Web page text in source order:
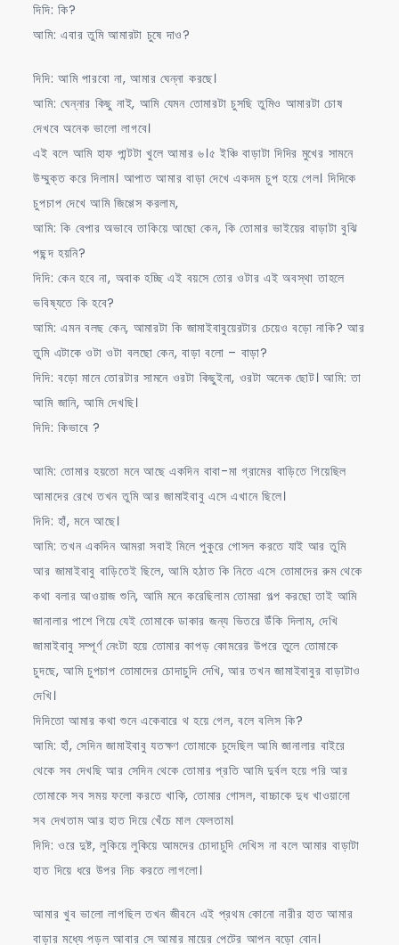
দিদি: কি?
আমি: এবার তুমি আমারটা চুষে দাও?
দিদি: আমি পারবো না, আমার ঘেন্না করছে।
আমি: ঘেন্নার কিছু নাই, আমি যেমন তোমারটা চুসছি তুমিও আমারটা চোষ
দেখবে অনেক ভালো লাগবে।
এই বলে আমি হাফ পান্টটা খুলে আমার ৬।৫ ইঞ্চি বাড়াটা দিদির মুখের সামনে
উম্মুক্ত করে দিলাম। আপাত আমার বাড়া দেখে একদম চুপ হয়ে গেল। দিদিকে
চুপচাপ দেখে আমি জিগ্গেস করলাম,
আমি: কি বেপার অভাবে তাকিয়ে আছো কেন, কি তোমার ভাইয়ের বাড়াটা বুঝি
পছন্দ হয়নি?
দিদি: কেন হবে না, অবাক হচ্ছি এই বয়সে তোর ওটার এই অবস্থা তাহলে
ভবিষ্যতে কি হবে?
আমি: এমন বলছ কেন, আমারটা কি জামাইবাবুয়েরটার চেয়েও বড়ো নাকি? আর
তুমি এটাকে ওটা ওটা বলছো কেন, বাড়া বলো – বাড়া?
দিদি: বড়ো মানে তোরটার সামনে ওরটা কিছুইনা, ওরটা অনেক ছোট। আমি: তা
আমি জানি, আমি দেখছি।
দিদি: কিভাবে ?
আমি: তোমার হয়তো মনে আছে একদিন বাবা-মা গ্রামের বাড়িতে গিয়েছিল
আমাদের রেখে তখন তুমি আর জামাইবাবু এসে এখানে ছিলে।
দিদি: হাঁ, মনে আছে।
আমি: তখন একদিন আমরা সবাই মিলে পুকুরে গোসল করতে যাই আর তুমি
আর জামাইবাবু বাড়িতেই ছিলে, আমি হঠাত কি নিতে এসে তোমাদের রুম থেকে
কথা বলার আওয়াজ শুনি, আমি মনে করেছিলাম তোমরা গল্প করছো তাই আমি
জানালার পাশে গিয়ে যেই তোমাকে ডাকার জন্য ভিতরে উঁকি দিলাম, দেখি
জামাইবাবু সম্পূর্ণ নেংটা হয়ে তোমার কাপড় কোমরের উপরে তুলে তোমাকে
চুদছে, আমি চুপচাপ তোমাদের চোদাচুদি দেখি, আর তখন জামাইবাবুর বাড়াটাও
দেখি।
দিদিতো আমার কথা শুনে একেবারে থ হয়ে গেল, বলে বলিস কি?
আমি: হাঁ, সেদিন জামাইবাবু যতক্ষণ তোমাকে চুদেছিল আমি জানালার বাইরে
থেকে সব দেখছি আর সেদিন থেকে তোমার প্রতি আমি দুর্বল হয়ে পরি আর
তোমাকে সব সময় ফলো করতে খাকি, তোমার গোসল, বাচ্চাকে দুধ খাওয়ানো
সব দেখতাম আর হাত দিয়ে খেঁচে মাল ফেলতাম।
দিদি: ওরে দুষ্ট, লুকিয়ে লুকিয়ে আমদের চোদাচুদি দেখিস না বলে আমার বাড়াটা
হাত দিয়ে ধরে উপর নিচ করতে লাগলো।
আমার খুব ভালো লাগছিল তখন জীবনে এই প্রথম কোনো নারীর হাত আমার
বাড়ার মধ্যে পড়ল আবার সে আমার মায়ের পেটের আপন বড়ো বোন।